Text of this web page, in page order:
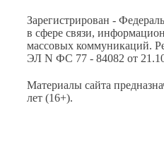
Зарегистрирован -
в сфере связи,
массовых коммуникаций.
ЭЛ N ФС 77 - 84082 от
Материалы сайта
лет (16+).